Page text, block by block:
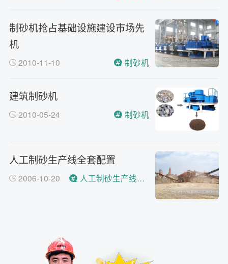
制砂机抢占基础设施建设市场先
机
2010-11-10 制砂机
建筑制砂机
2010-05-24 制砂机
人工制砂生产线全套配置
2006-10-20 人工制砂生产线全套配置